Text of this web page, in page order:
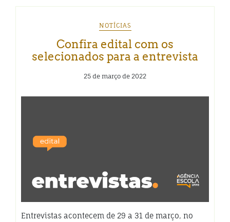
NOTÍCIAS
Confira edital com os
selecionados para a entrevista
25 de março de 2022
Entrevistas acontecem de 29 a 31 de março, no